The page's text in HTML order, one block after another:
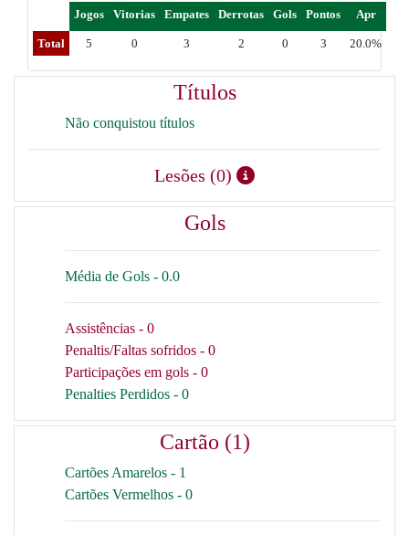
Jogos Vitorias Empates Derrotas Gols Pontos Apr
Total 5 0 3 2 0 3 20.0%
Títulos
Não conquistou títulos
Lesões (0)
Gols
Média de Gols - 0.0
Assistências - 0
Penaltis/Faltas sofridos - 0
Participações em gols - 0
Penalties Perdidos - 0
Cartão (1)
Cartões Amarelos - 1
Cartões Vermelhos - 0